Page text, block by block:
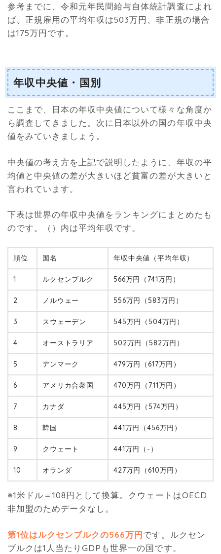
参考までに、令和元年民間給与自体統計調査によれ
ば、正規雇用の平均年収は503万円、非正規の場合
は175万円です。
年収中央値・国別
ここまで、日本の年収中央値について様々な角度か
ら調査してきました。次に日本以外の国の年収中央
値をみていきましょう。
中央値の考え方を上記で説明したように、年収の平
均値と中央値の差が大きいほど貧富の差が大きいと
言われています。
下表は世界の年収中央値をランキングにまとめたも
のです。（）内は平均年収です。
順位 国名 年収中央値（平均年収）
1 ルクセンブルク 566万円（741万円）
2 ノルウェー 556万円（583万円）
3 スウェーデン 545万円（504万円）
4 オーストラリア 502万円（582万円）
5 デンマーク 479万円（617万円）
6 アメリカ合衆国 470万円（711万円）
7 カナダ 445万円（574万円）
8 韓国 441万円（456万円）
9 クウェート 441万円（-）
10 オランダ 427万円（610万円）
※1米ドル＝108円として換算。クウェートはOECD
非加盟のためデータなし。
第1位はルクセンブルクの566万円です。ルクセン
ブルクは1人当たりGDPも世界一の国です。